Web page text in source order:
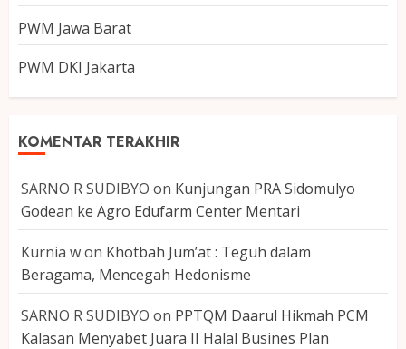
PWM Jawa Barat
PWM DKI Jakarta
KOMENTAR TERAKHIR
SARNO R SUDIBYO on Kunjungan PRA Sidomulyo
Godean ke Agro Edufarm Center Mentari
Kurnia won Khotbah Jum’at : Teguh dalam
Beragama, Mencegah Hedonisme
SARNO R SUDIBYO on PPTQM Daarul Hikmah PCM
Kalasan Menyabet Juara II Halal Busines Plan